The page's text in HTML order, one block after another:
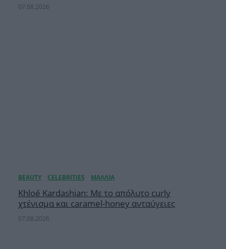
07.08.2026
Khloé Kardashian: Με το απόλυτο curly
χτένισμα και caramel-honey ανταύγειες
07.08.2026